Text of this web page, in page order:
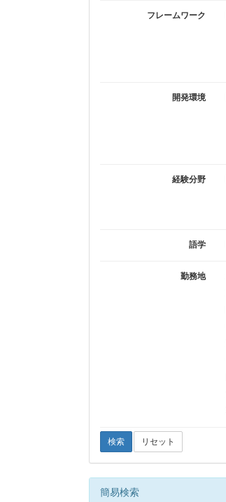
フレームワーク
開発環境
経験分野
語学
勤務地
検索 リセット
簡易検索